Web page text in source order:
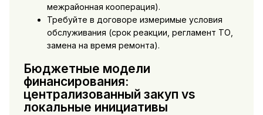
межрайонная кооперация).
Требуйте в договоре измеримые условия
обслуживания (срок реакции, регламент ТО,
замена на время ремонта).
Бюджетные модели
финансирования:
централизованный закуп vs
локальные инициативы